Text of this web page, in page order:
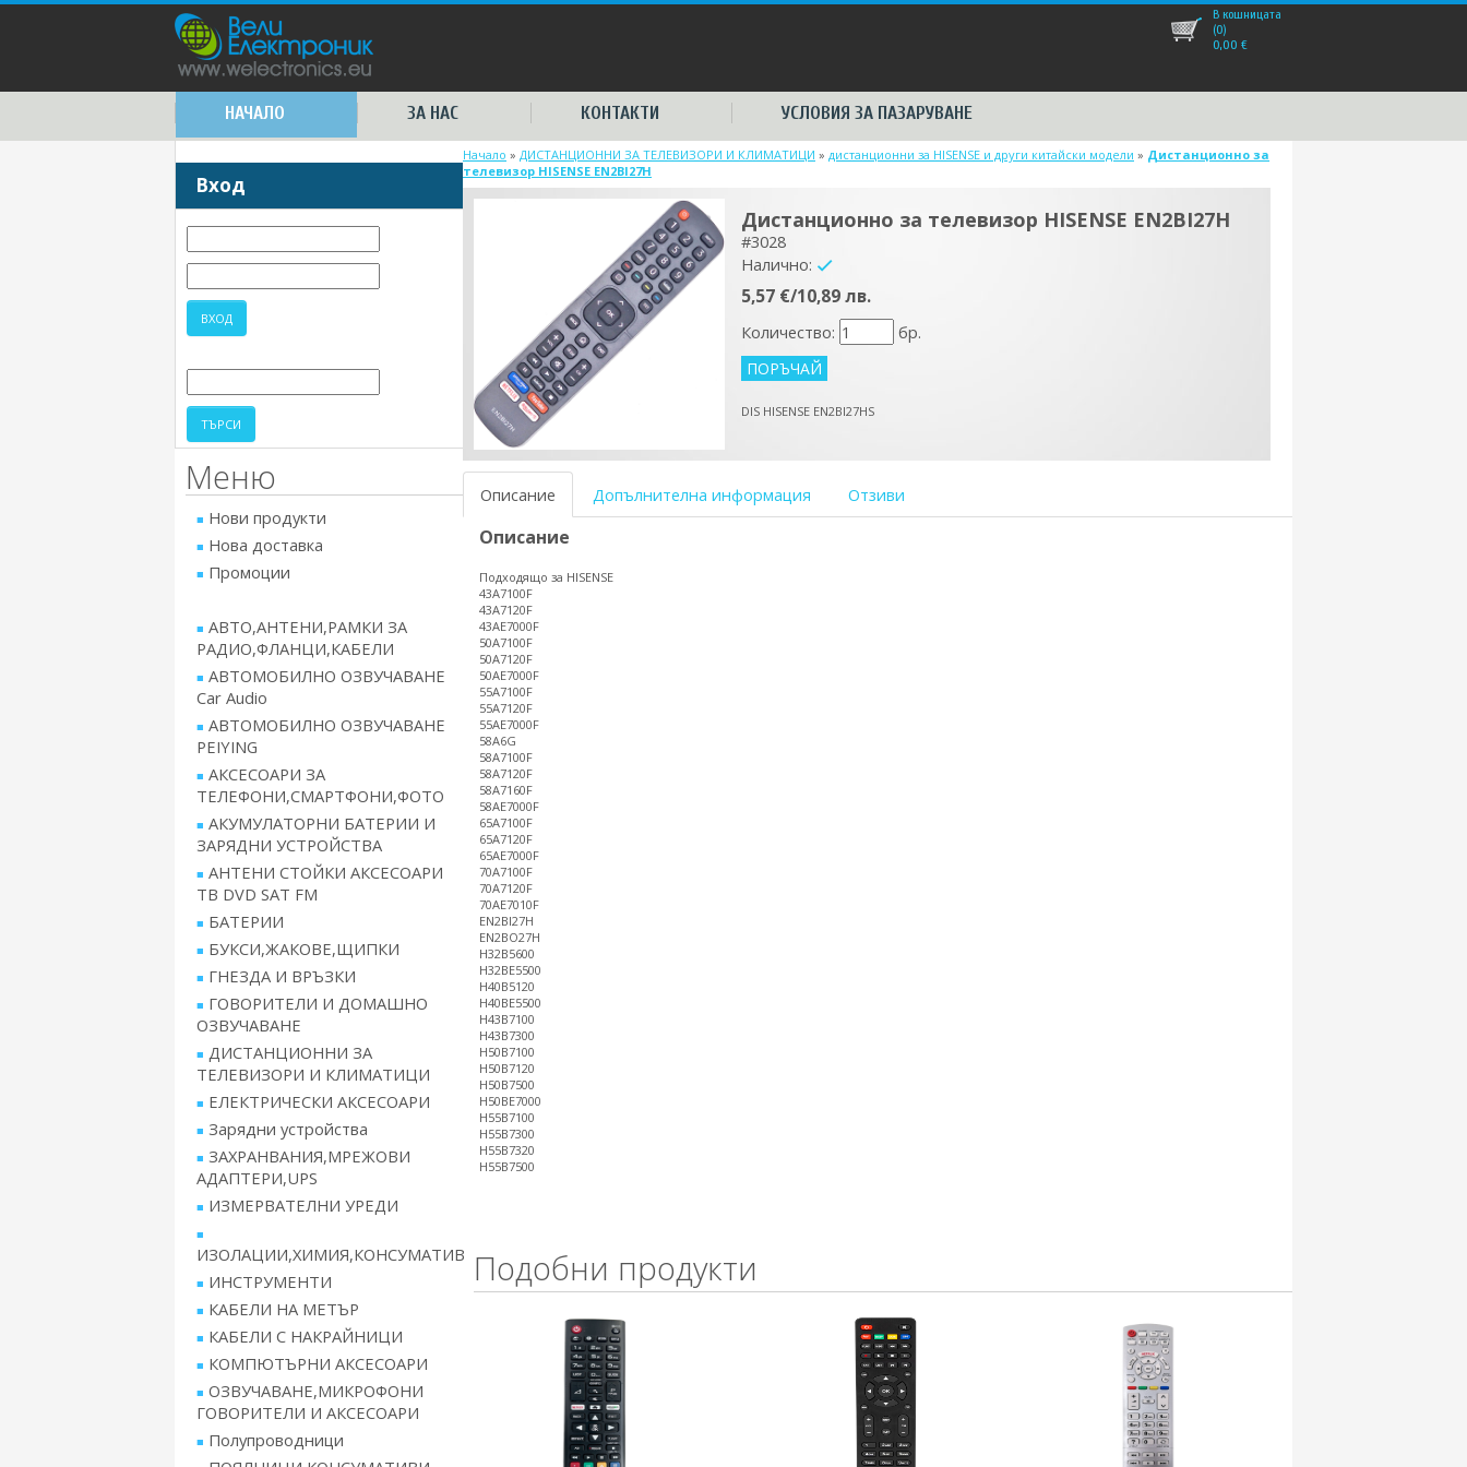
НАЧАЛО ЗА НАС КОНТАКТИ УСЛОВИЯ ЗА ПАЗАРУВАНЕ
В кошницата
(0)
0,00 €
Вход
Меню
Нови продукти
Нова доставка
Промоции
АВТО,АНТЕНИ,РАМКИ ЗА
РАДИО,ФЛАНЦИ,КАБЕЛИ
АВТОМОБИЛНО ОЗВУЧАВАНЕ
Car Audio
АВТОМОБИЛНО ОЗВУЧАВАНЕ
PEIYING
АКСЕСОАРИ ЗА
ТЕЛЕФОНИ,СМАРТФОНИ,ФОТО
АКУМУЛАТОРНИ БАТЕРИИ И
ЗАРЯДНИ УСТРОЙСТВА
АНТЕНИ СТОЙКИ АКСЕСОАРИ
ТВ DVD SAT FM
БАТЕРИИ
БУКСИ,ЖАКОВЕ,ЩИПКИ
ГНЕЗДА И ВРЪЗКИ
ГОВОРИТЕЛИ И ДОМАШНО
ОЗВУЧАВАНЕ
ДИСТАНЦИОННИ ЗА
ТЕЛЕВИЗОРИ И КЛИМАТИЦИ
ЕЛЕКТРИЧЕСКИ АКСЕСОАРИ
Зарядни устройства
ЗАХРАНВАНИЯ,МРЕЖОВИ
АДАПТЕРИ,UPS
ИЗМЕРВАТЕЛНИ УРЕДИ
ИЗОЛАЦИИ,ХИМИЯ,КОНСУМАТИВ
ИНСТРУМЕНТИ
КАБЕЛИ НА МЕТЪР
КАБЕЛИ С НАКРАЙНИЦИ
КОМПЮТЪРНИ АКСЕСОАРИ
ОЗВУЧАВАНЕ,МИКРОФОНИ
ГОВОРИТЕЛИ И АКСЕСОАРИ
Полупроводници
Начало » ДИСТАНЦИОННИ ЗА ТЕЛЕВИЗОРИ И КЛИМАТИЦИ » дистанционни за HISENSE и други китайски модели » Дистанционно за
телевизор HISENSE EN2BI27H
Дистанционно за телевизор HISENSE EN2BI27H
#3028
Налично:
5,57 €/10,89 лв.
Количество: бр.
DIS HISENSE EN2BI27HS
Описание Допълнителна информация Отзиви
Описание
Подходящо за HISENSE
43A7100F
43A7120F
43AE7000F
50A7100F
50A7120F
50AE7000F
55A7100F
55A7120F
55AE7000F
58A6G
58A7100F
58A7120F
58A7160F
58AE7000F
65A7100F
65A7120F
65AE7000F
70A7100F
70A7120F
70AE7010F
EN2BI27H
EN2BO27H
H32B5600
H32BE5500
H40B5120
H40BE5500
H43B7100
H43B7300
H50B7100
H50B7120
H50B7500
H50BE7000
H55B7100
H55B7300
H55B7320
H55B7500
Подобни продукти